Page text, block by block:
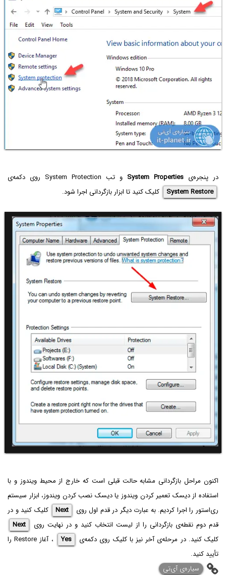
در پنجره‌ی System Properties و تب System Protection روی دکمه‌ی
System Restore
کلیک کنید تا ابزار بازگردانی اجرا شود.
اکنون مراحل بازگردانی مشابه حالت قبلی است که خارج از محیط ویندوز و با
استفاده از دیسک تعمیر کردن ویندوز یا دیسک نصب کردن ویندوز، ابزار سیستم
ری‌استور را اجرا کردیم. به عبارت دیگر در قدم اول روی
Next
کلیک کنید و در
قدم دوم نقطه‌ی بازگردانی را از لیست انتخاب کنید و در نهایت روی
Next
کلیک کنید. در مرحله‌ی آخر نیز با کلیک روی دکمه‌ی
Yes
، آغاز Restore را
تأیید کنید.
سیاره‌ی ‌آی‌تی